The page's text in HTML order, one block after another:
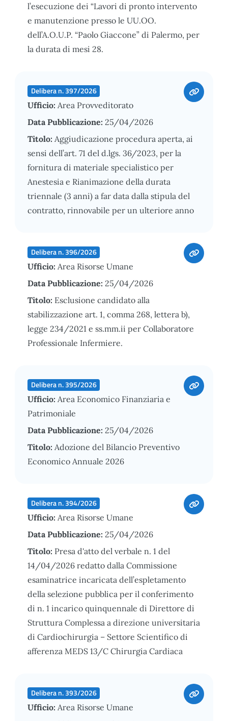
l’esecuzione dei “Lavori di pronto intervento
e manutenzione presso le UU.OO.
dell’A.O.U.P. “Paolo Giaccone” di Palermo, per
la durata di mesi 28.
Delibera n. 397/2026
Ufficio: Area Provveditorato
Data Pubblicazione: 25/04/2026
Titolo: Aggiudicazione procedura aperta, ai
sensi dell’art. 71 del d.lgs. 36/2023, per la
fornitura di materiale specialistico per
Anestesia e Rianimazione della durata
triennale (3 anni) a far data dalla stipula del
contratto, rinnovabile per un ulteriore anno
Delibera n. 396/2026
Ufficio: Area Risorse Umane
Data Pubblicazione: 25/04/2026
Titolo: Esclusione candidato alla
stabilizzazione art. 1, comma 268, lettera b),
legge 234/2021 e ss.mm.ii per Collaboratore
Professionale Infermiere.
Delibera n. 395/2026
Ufficio: Area Economico Finanziaria e
Patrimoniale
Data Pubblicazione: 25/04/2026
Titolo: Adozione del Bilancio Preventivo
Economico Annuale 2026
Delibera n. 394/2026
Ufficio: Area Risorse Umane
Data Pubblicazione: 25/04/2026
Titolo: Presa d'atto del verbale n. 1 del
14/04/2026 redatto dalla Commissione
esaminatrice incaricata dell’espletamento
della selezione pubblica per il conferimento
di n. 1 incarico quinquennale di Direttore di
Struttura Complessa a direzione universitaria
di Cardiochirurgia – Settore Scientifico di
afferenza MEDS 13/C Chirurgia Cardiaca
Delibera n. 393/2026
Ufficio: Area Risorse Umane